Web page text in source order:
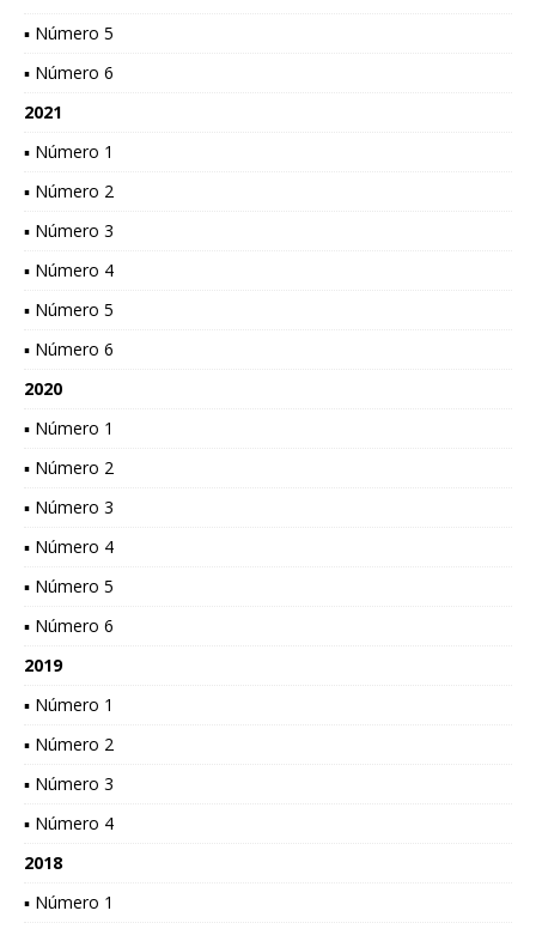
▪ Número 5
▪ Número 6
2021
▪ Número 1
▪ Número 2
▪ Número 3
▪ Número 4
▪ Número 5
▪ Número 6
2020
▪ Número 1
▪ Número 2
▪ Número 3
▪ Número 4
▪ Número 5
▪ Número 6
2019
▪ Número 1
▪ Número 2
▪ Número 3
▪ Número 4
2018
▪ Número 1